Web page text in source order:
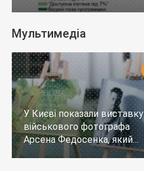
років
Мультимедіа
У Києві показали виставку
військового фотографа
Арсена Федосенка, який
загинув на війні